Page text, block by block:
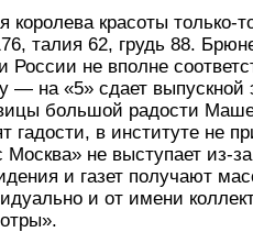
королева красоты
талия 62, грудь 88.
России не вполне
— на «5» сдает выпускной
большой радости
гадости, в институте не
не выступает из-
и газет получают
и от имени